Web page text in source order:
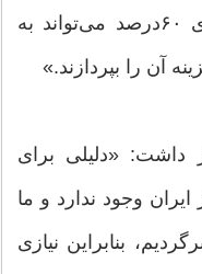
ما بومی است و سطح غنی‌سازی ۶۰درصد می‌تواند به
داشت: «دلیلی برای
ایران وجود ندارد و ما
۲۰درصد برگردیم، بنابراین نیازی